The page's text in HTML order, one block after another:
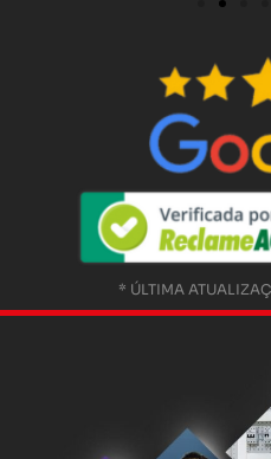
* ÚLTIMA